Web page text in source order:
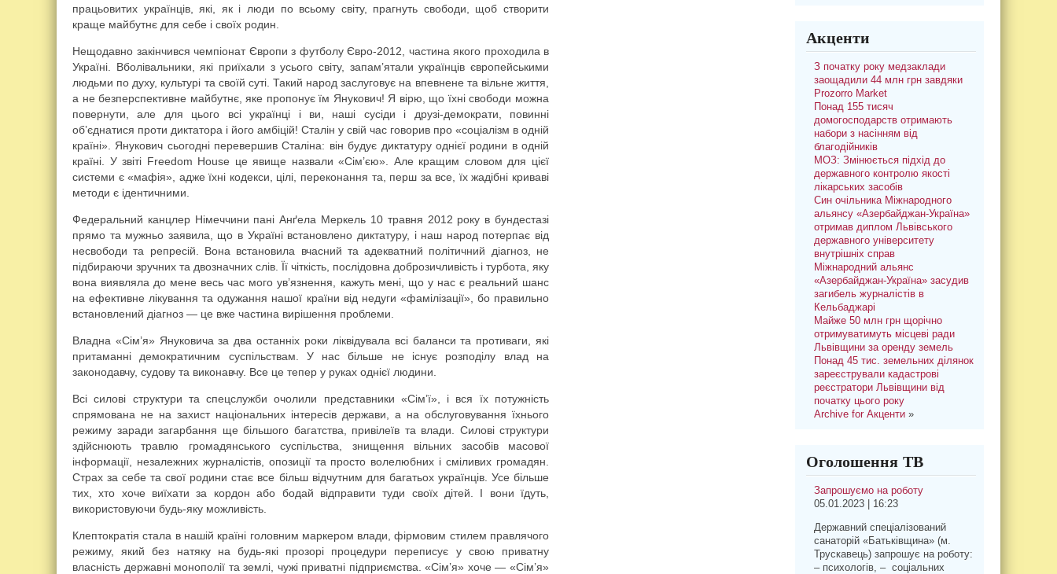
працьовитих українців, які, як і люди по всьому світу, прагнуть свободи, щоб створити
краще майбутнє для себе і своїх родин.
Нещодавно закінчився чемпіонат Європи з футболу Євро-2012, частина якого проходила в
Україні. Вболівальники, які приїхали з усього світу, запам’ятали українців європейськими
людьми по духу, культурі та своїй суті. Такий народ заслуговує на впевнене та вільне життя,
а не безперспективне майбутнє, яке пропонує їм Янукович! Я вірю, що їхні свободи можна
повернути, але для цього всі українці і ви, наші сусіди і друзі-демократи, повинні
об’єднатися проти диктатора і його амбіцій! Сталін у свій час говорив про «соціалізм в одній
країні». Янукович сьогодні перевершив Сталіна: він будує диктатуру однієї родини в одній
країні. У звіті Freedom House це явище назвали «Сім’єю». Але кращим словом для цієї
системи є «мафія», адже їхні кодекси, цілі, переконання та, перш за все, їх жадібні криваві
методи є ідентичними.
Федеральний канцлер Німеччини пані Анґела Меркель 10 травня 2012 року в бундестазі
прямо та мужньо заявила, що в Україні встановлено диктатуру, і наш народ потерпає від
несвободи та репресій. Вона встановила вчасний та адекватний політичний діагноз, не
підбираючи зручних та двозначних слів. Її чіткість, послідовна доброзичливість і турбота, яку
вона виявляла до мене весь час мого ув’язнення, кажуть мені, що у нас є реальний шанс
на ефективне лікування та одужання нашої країни від недуги «фамілізації», бо правильно
встановлений діагноз — це вже частина вирішення проблеми.
Владна «Сім’я» Януковича за два останніх роки ліквідувала всі баланси та противаги, які
притаманні демократичним суспільствам. У нас більше не існує розподілу влад на
законодавчу, судову та виконавчу. Все це тепер у руках однієї людини.
Всі силові структури та спецслужби очолили представники «Сім’ї», і вся їх потужність
спрямована не на захист національних інтересів держави, а на обслуговування їхнього
режиму заради загарбання ще більшого багатства, привілеїв та влади. Силові структури
здійснюють травлю громадянського суспільства, знищення вільних засобів масової
інформації, незалежних журналістів, опозиції та просто волелюбних і сміливих громадян.
Страх за себе та свої родини стає все більш відчутним для багатьох українців. Усе більше
тих, хто хоче виїхати за кордон або бодай відправити туди своїх дітей. І вони їдуть,
використовуючи будь-яку можливість.
Клептократія стала в нашій країні головним маркером влади, фірмовим стилем правлячого
режиму, який без натяку на будь-які прозорі процедури переписує у свою приватну
власність державні монополії та землі, чужі приватні підприємства. «Сім’я» хоче — «Сім’я»
Акценти
З початку року медзаклади
заощадили 44 млн грн завдяки
Prozorro Market
Понад 155 тисяч
домогосподарств отримають
набори з насінням від
благодійників
МОЗ: Змінюється підхід до
державного контролю якості
лікарських засобів
Син очільника Міжнародного
альянсу «Азербайджан-Україна»
отримав диплом Львівського
державного університету
внутрішніх справ
Міжнародний альянс
«Азербайджан-Україна» засудив
загибель журналістів в
Кельбаджарі
Майже 50 млн грн щорічно
отримуватимуть місцеві ради
Львівщини за оренду земель
Понад 45 тис. земельних ділянок
зареєстрували кадастрові
реєстратори Львівщини від
початку цього року
Archive for Акценти»
Оголошення ТВ
Запрошуємо на роботу
05.01.2023 | 16:23
Державний спеціалізований
санаторій «Батьківщина» (м.
Трускавець) запрошує на роботу:
– психологів, – соціальних